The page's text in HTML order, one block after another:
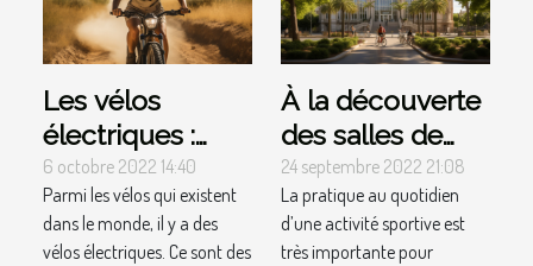
Les vélos
électriques :
comment faire
le choix à
l’achat ?
6 octobre 2022 14:40
Parmi les vélos qui existent
dans le monde, il y a des
vélos électriques. Ce sont des
À la découverte
des salles de
sport à
Montpellier
24 septembre 2022 21:08
La pratique au quotidien
d’une activité sportive est
très importante pour